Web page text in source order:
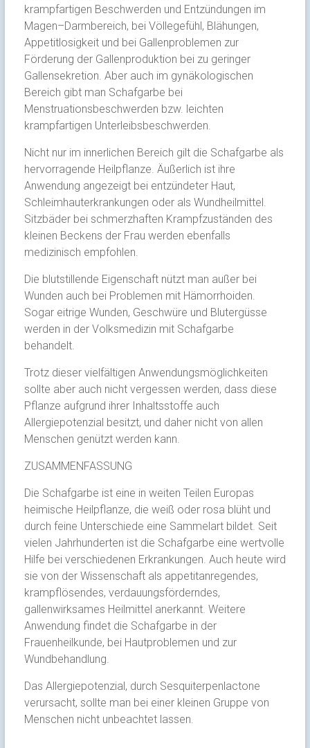
krampfartigen Beschwerden und Entzündungen im
Magen–Darmbereich, bei Völlegefühl, Blähungen,
Appetitlosigkeit und bei Gallenproblemen zur
Förderung der Gallenproduktion bei zu geringer
Gallensekretion. Aber auch im gynäkologischen
Bereich gibt man Schafgarbe bei
Menstruationsbeschwerden bzw. leichten
krampfartigen Unterleibsbeschwerden.
Nicht nur im innerlichen Bereich gilt die Schafgarbe als
hervorragende Heilpflanze. Äußerlich ist ihre
Anwendung angezeigt bei entzündeter Haut,
Schleimhauterkrankungen oder als Wundheilmittel.
Sitzbäder bei schmerzhaften Krampfzuständen des
kleinen Beckens der Frau werden ebenfalls
medizinisch empfohlen.
Die blutstillende Eigenschaft nützt man außer bei
Wunden auch bei Problemen mit Hämorrhoiden.
Sogar eitrige Wunden, Geschwüre und Blutergüsse
werden in der Volksmedizin mit Schafgarbe
behandelt.
Trotz dieser vielfältigen Anwendungsmöglichkeiten
sollte aber auch nicht vergessen werden, dass diese
Pflanze aufgrund ihrer Inhaltsstoffe auch
Allergiepotenzial besitzt, und daher nicht von allen
Menschen genützt werden kann.
ZUSAMMENFASSUNG
Die Schafgarbe ist eine in weiten Teilen Europas
heimische Heilpflanze, die weiß oder rosa blüht und
durch feine Unterschiede eine Sammelart bildet. Seit
vielen Jahrhunderten ist die Schafgarbe eine wertvolle
Hilfe bei verschiedenen Erkrankungen. Auch heute wird
sie von der Wissenschaft als appetitanregendes,
krampflösendes, verdauungsförderndes,
gallenwirksames Heilmittel anerkannt. Weitere
Anwendung findet die Schafgarbe in der
Frauenheilkunde, bei Hautproblemen und zur
Wundbehandlung.
Das Allergiepotenzial, durch Sesquiterpenlactone
verursacht, sollte man bei einer kleinen Gruppe von
Menschen nicht unbeachtet lassen.